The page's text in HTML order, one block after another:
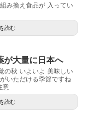
み換え食品が 入ってい
読む
が大量に日本へ
の秋 いよいよ 美味しい
いただける季節ですね
意
読む